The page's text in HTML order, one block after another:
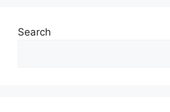
Search